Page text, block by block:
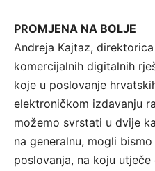
PROMJENA NA BOLJE
Andreja Kajtaz,
komercijalnih digitalnih
koje u poslovanje
elektroničkom izdavanju
možemo svrstati u dvije
na generalnu, mogli
poslovanja, na koju